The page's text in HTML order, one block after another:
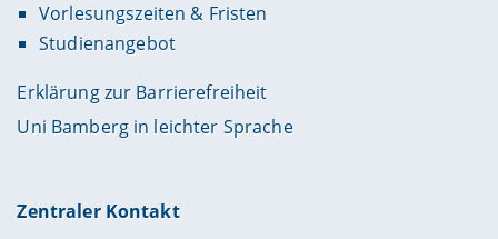
Vorlesungszeiten & Fristen
Studienangebot
Erklärung zur Barrierefreiheit
Uni Bamberg in leichter Sprache
Zentraler Kontakt